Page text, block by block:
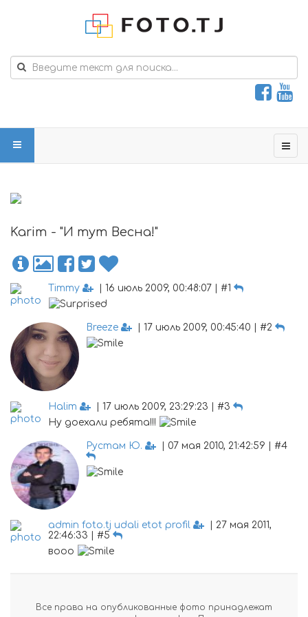
Karim - "И тут Весна!"
Timmy | 16 июль 2009, 00:48:07 | #1
Breeze | 17 июль 2009, 00:45:40 | #2
Halim
| 17 июль 2009, 23:29:23 | #3
Ну доехали ребята!!!
Рустам Ю. | 07 мая 2010, 21:42:59 | #4
admin foto.tj udali etot profil
| 27 мая 2011,
22:46:33 | #5
вооо
Все права на опубликованные фото принадлежат